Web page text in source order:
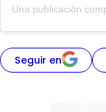
Seguir en